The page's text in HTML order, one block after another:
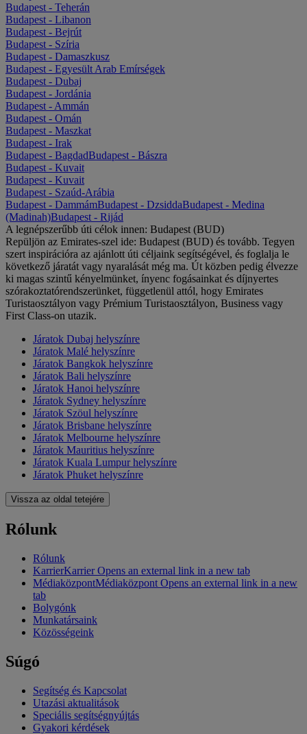
Budapest - Teherán
Budapest - Libanon
Budapest - Bejrút
Budapest - Szíria
Budapest - Damaszkusz
Budapest - Egyesült Arab Emírségek
Budapest - Dubaj
Budapest - Jordánia
Budapest - Ammán
Budapest - Omán
Budapest - Maszkat
Budapest - Irak
Budapest - BagdadBudapest - Bászra
Budapest - Kuvait
Budapest - Kuvait
Budapest - Szaúd-Arábia
Budapest - DammámBudapest - DzsiddaBudapest - Medina
(Madinah)Budapest - Rijád
A legnépszerűbb úti célok innen: Budapest (BUD)
Repüljön az Emirates-szel ide: Budapest (BUD) és tovább. Tegyen
szert inspirációra az ajánlott úti céljaink segítségével, és foglalja le
következő járatát vagy nyaralását még ma. Út közben pedig élvezze
ki magas szintű kényelmünket, ínyenc fogásainkat és díjnyertes
szórakoztatórendszerünket, függetlenül attól, hogy Emirates
Turistaosztályon vagy Prémium Turistaosztályon, Business vagy
First Class-on utazik.
Járatok Dubaj helyszínre
Járatok Malé helyszínre
Járatok Bangkok helyszínre
Járatok Bali helyszínre
Járatok Hanoi helyszínre
Járatok Sydney helyszínre
Járatok Szöul helyszínre
Járatok Brisbane helyszínre
Járatok Melbourne helyszínre
Járatok Mauritius helyszínre
Járatok Kuala Lumpur helyszínre
Járatok Phuket helyszínre
Vissza az oldal tetejére
Rólunk
Rólunk
KarrierKarrier Opens an external link in a new tab
MédiaközpontMédiaközpont Opens an external link in a new
tab
Bolygónk
Munkatársaink
Közösségeink
Súgó
Segítség és Kapcsolat
Utazási aktualitások
Speciális segítségnyújtás
Gyakori kérdések